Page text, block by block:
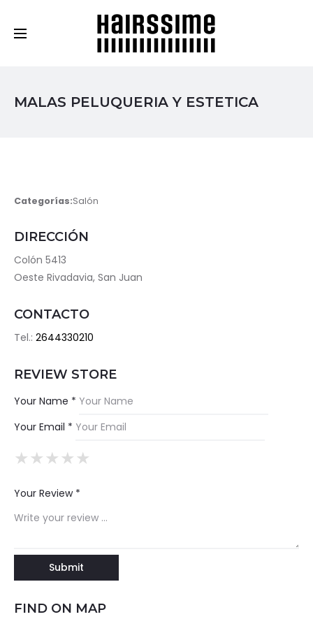
MALAS PELUQUERIA Y ESTETICA
Categorías:Salón
DIRECCIÓN
Colón 5413
Oeste Rivadavia, San Juan
CONTACTO
Tel.: 2644330210
REVIEW STORE
Your Name *
Your Email *
★
★★
★★★
★★★★
★★★★★
Your Review *
FIND ON MAP